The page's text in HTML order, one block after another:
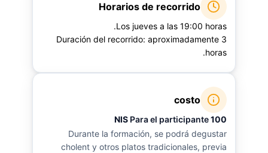
Horarios de recorrido
Los jueves a las 19:00 horas.
Duración del recorrido: aproximadamente 3
horas.
costo
100 NIS
Para el participante
Durante la formación, se podrá degustar
cholent y otros platos tradicionales, previa